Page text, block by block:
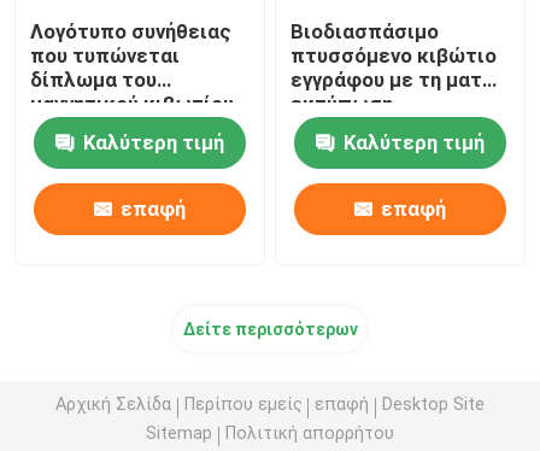
Λογότυπο συνήθειας
που τυπώνεται
δίπλωμα του
μαγνητικού κιβωτίου
δώρων με την
κορδέλλα FSC
επικυρωμένη
Καλύτερη τιμή
επαφή
Βιοδιασπάσιμο
πτυσσόμενο κιβώτιο
εγγράφου με τη ματ
εκτύπωση
αποτύπωσης σε
ανάγλυφο
ελασματοποίησης
Καλύτερη τιμή
επαφή
Δείτε περισσότερων
Αρχική Σελίδα Περίπου εμείς επαφή
Desktop Site
Sitemap
Πολιτική απορρήτου